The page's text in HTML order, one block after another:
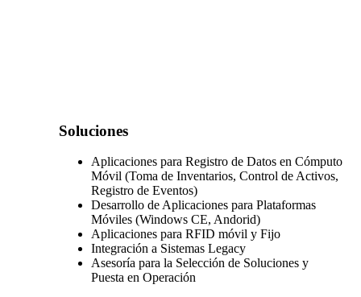
Soluciones
Aplicaciones para Registro de Datos en Cómputo
Móvil (Toma de Inventarios, Control de Activos,
Registro de Eventos)
Desarrollo de Aplicaciones para Plataformas
Móviles (Windows CE, Andorid)
Aplicaciones para RFID móvil y Fijo
Integración a Sistemas Legacy
Asesoría para la Selección de Soluciones y
Puesta en Operación